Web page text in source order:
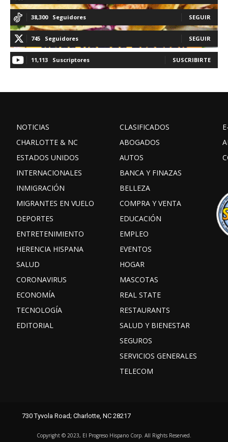
38,300 Seguidores SEGUIR
745 Seguidores SEGUIR
11,113 Suscriptores SUSCRIBIRTE
NOTICIAS
CHARLOTTE & NC
ESTADOS UNIDOS
INTERNACIONALES
INMIGRACIÓN
MIGRANTES EN VUELO
DEPORTES
ENTRETENIMIENTO
HERENCIA HISPANA
SALUD
CORONAVIRUS
ECONOMÍA
TECNOLOGÍA
EDITORIAL
CLASIFICADOS
ABOGADOS
AUTOS
BANCA Y FINAZAS
BELLEZA
COMPRA Y VENTA
EDUCACIÓN
EMPLEO
EVENTOS
HOGAR
MASCOTAS
REAL STATE
RESTAURANTS
SALUD Y BIENESTAR
SEGUROS
SERVICIOS GENERALES
TELECOM
Facebook Instagram
X Youtube threads
730 Tyvola Road; Charlotte, NC 28217
Copyright ©️ 2023, El Progreso Hispano Corp. All Rights Reserved.